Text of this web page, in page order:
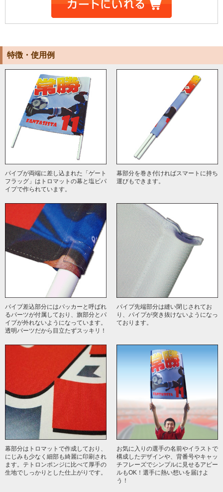
特徴・使用例
パイプが両端に差し込まれた「ゲート
フラッグ」はトロマットの幕と塩ビパ
イプで作られています。
幕部分を巻き付ければスマートに持ち
運びもできます。
パイプ差込部分にはパッカーと呼ばれ
るパーツが付属しており、旗部分とパ
イプが外れないようになっています。
透明パーツだから目立たずスッキリ！
パイプ先端部分は縫い閉じされてお
り、パイプが突き抜けないようになっ
ております。
幕部分はトロマットで作成しており、
にじみも少なく細部も綺麗に印刷され
ます。テトロンポンジに比べて厚手の
生地でしっかりとした仕上がりです。
お気に入りの選手の名前やイラストで
構成したデザインや、背番号やキャッ
チフレーズでシンプルに見せるアピー
ルもOK！選手に熱い想いを届けよ
う！